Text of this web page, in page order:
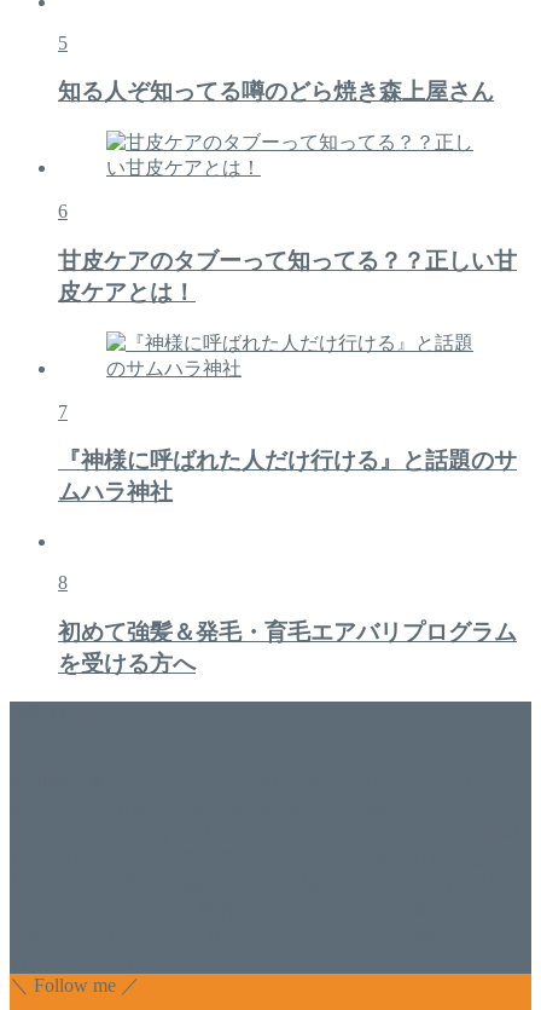
5
知る人ぞ知ってる噂のどら焼き森上屋さん
6
甘皮ケアのタブーって知ってる？？正しい甘
皮ケアとは！
7
『神様に呼ばれた人だけ行ける』と話題のサ
ムハラ神社
8
初めて強髪＆発毛・育毛エアバリプログラム
を受ける方へ
＼ Follow me ／